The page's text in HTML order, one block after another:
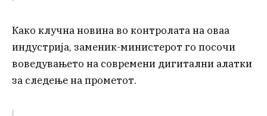
Како клучна новина во контролата на оваа
индустрија, заменик-министерот го посочи
воведувањето на современи дигитални алатки
за следење на прометот.